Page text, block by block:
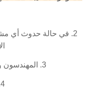
2. في حالة حدوث أي
3. المهندسون والفنيون متاحون لخدمة الآلات لبلدانك.
4. سيكون للجهاز ضمان لمدة عام واحد.